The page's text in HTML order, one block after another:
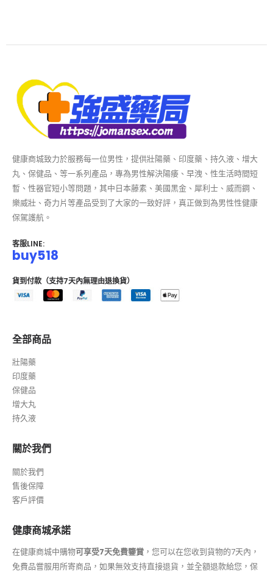
健康商城致力於服務每一位男性，提供壯陽藥、印度藥、持久液、增大
丸、保健品、等一系列產品，專為男性解決陽痿、早洩、性生活時間短
暫、性器官短小等問題，其中日本藤素、美國黑金、犀利士、威而鋼、
樂威壯、奇力片等產品受到了大家的一致好評，真正做到為男性性健康
保駕護航。
客服LINE:
buy518
貨到付款（支持7天內無理由退換貨）
全部商品
壯陽藥
印度藥
保健品
增大丸
持久液
關於我們
關於我們
售後保障
客戶評價
健康商城承諾
在健康商城中購物可享受7天免費鑒賞 ，您可以在您收到貨物的7天內，
免費品嘗服用所寄商品，如果無效支持直接退貨，並全額退款給您，保